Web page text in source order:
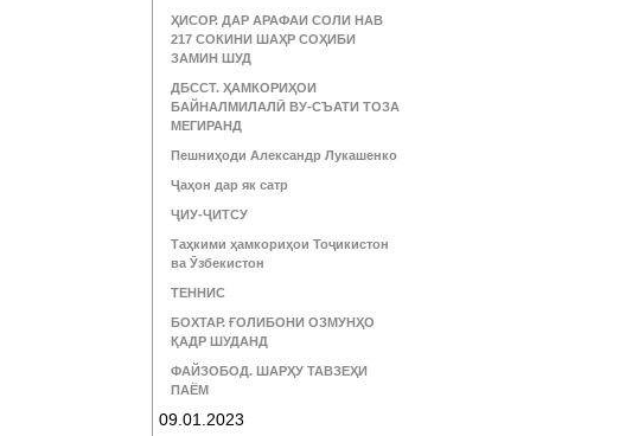
ҲИСОР. ДАР АРАФАИ СОЛИ НАВ
217 СОКИНИ ШАҲР СОҲИБИ
ЗАМИН ШУД
ДБССТ. ҲАМКОРИҲОИ
БАЙНАЛМИЛАЛӢ ВУ-СЪАТИ ТОЗА
МЕГИРАНД
Пешниҳоди Александр Лукашенко
Ҷаҳон дар як сатр
ҶИУ-ҶИТСУ
Таҳкими ҳамкориҳои Тоҷикистон
ва Ӯзбекистон
ТЕННИС
БОХТАР. ҒОЛИБОНИ ОЗМУНҲО
ҚАДР ШУДАНД
ФАЙЗОБОД. ШАРҲУ ТАВЗЕҲИ
ПАЁМ
09.01.2023